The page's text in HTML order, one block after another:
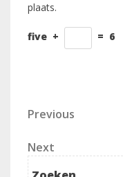
plaats.
five + = 6
Previous
Previous
Next
Post
Next